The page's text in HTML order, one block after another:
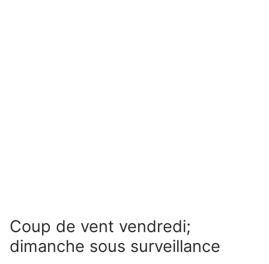
Coup de vent vendredi;
dimanche sous surveillance